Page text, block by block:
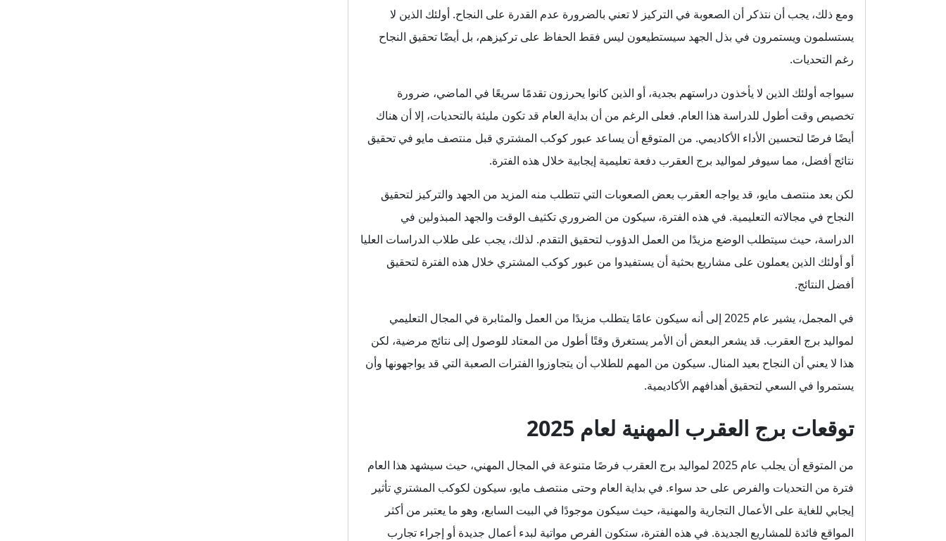
ومع ذلك، يجب أن نتذكر أن الصعوبة في التركيز لا تعني بالضرورة عدم القدرة على النجاح. أولئك الذين لا
يستسلمون ويستمرون في بذل الجهد سيستطيعون ليس فقط الحفاظ على تركيزهم، بل أيضًا تحقيق النجاح
رغم التحديات.
سيواجه أولئك الذين لا يأخذون دراستهم بجدية، أو الذين كانوا يحرزون تقدمًا سريعًا في الماضي، ضرورة
تخصيص وقت أطول للدراسة هذا العام. فعلى الرغم من أن بداية العام قد تكون مليئة بالتحديات، إلا أن هناك
أيضًا فرصًا لتحسين الأداء الأكاديمي. من المتوقع أن يساعد عبور كوكب المشتري قبل منتصف مايو في تحقيق
نتائج أفضل، مما سيوفر لمواليد برج العقرب دفعة تعليمية إيجابية خلال هذه الفترة.
لكن بعد منتصف مايو، قد يواجه العقرب بعض الصعوبات التي تتطلب منه المزيد من الجهد والتركيز لتحقيق
النجاح في مجالاته التعليمية. في هذه الفترة، سيكون من الضروري تكثيف الوقت والجهد المبذولين في
الدراسة، حيث سيتطلب الوضع مزيدًا من العمل الدؤوب لتحقيق التقدم. لذلك، يجب على طلاب الدراسات العليا
أو أولئك الذين يعملون على مشاريع بحثية أن يستفيدوا من عبور كوكب المشتري خلال هذه الفترة لتحقيق
أفضل النتائج.
في المجمل، يشير عام 2025 إلى أنه سيكون عامًا يتطلب مزيدًا من العمل والمثابرة في المجال التعليمي
لمواليد برج العقرب. قد يشعر البعض أن الأمر يستغرق وقتًا أطول من المعتاد للوصول إلى نتائج مرضية، لكن
هذا لا يعني أن النجاح بعيد المنال. سيكون من المهم للطلاب أن يتجاوزوا الفترات الصعبة التي قد يواجهونها وأن
يستمروا في السعي لتحقيق أهدافهم الأكاديمية.
توقعات برج العقرب المهنية لعام 2025
من المتوقع أن يجلب عام 2025 لمواليد برج العقرب فرصًا متنوعة في المجال المهني، حيث سيشهد هذا العام
فترة من التحديات والفرص على حد سواء. في بداية العام وحتى منتصف مايو، سيكون لكوكب المشتري تأثير
إيجابي للغاية على الأعمال التجارية والمهنية، حيث سيكون موجودًا في البيت السابع، وهو ما يعتبر من أكثر
المواقع فائدة للمشاريع الجديدة. في هذه الفترة، ستكون الفرص مواتية لبدء أعمال جديدة أو إجراء تجارب